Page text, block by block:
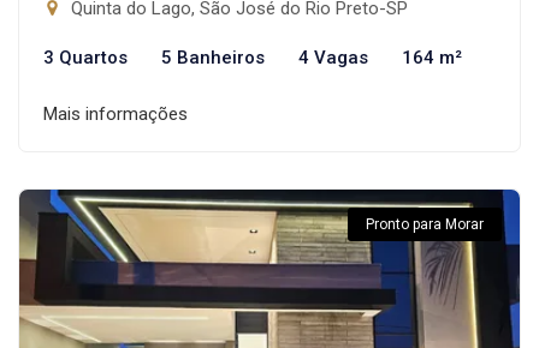
Quinta do Lago, São José do Rio Preto-SP
3 Quartos 5 Banheiros 4 Vagas 164 m²
Mais informações
Pronto para Morar